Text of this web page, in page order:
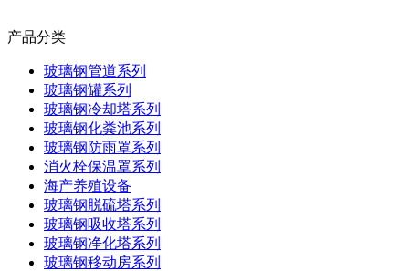
产品分类
玻璃钢管道系列
玻璃钢罐系列
玻璃钢冷却塔系列
玻璃钢化粪池系列
玻璃钢防雨罩系列
消火栓保温罩系列
海产养殖设备
玻璃钢脱硫塔系列
玻璃钢吸收塔系列
玻璃钢净化塔系列
玻璃钢移动房系列